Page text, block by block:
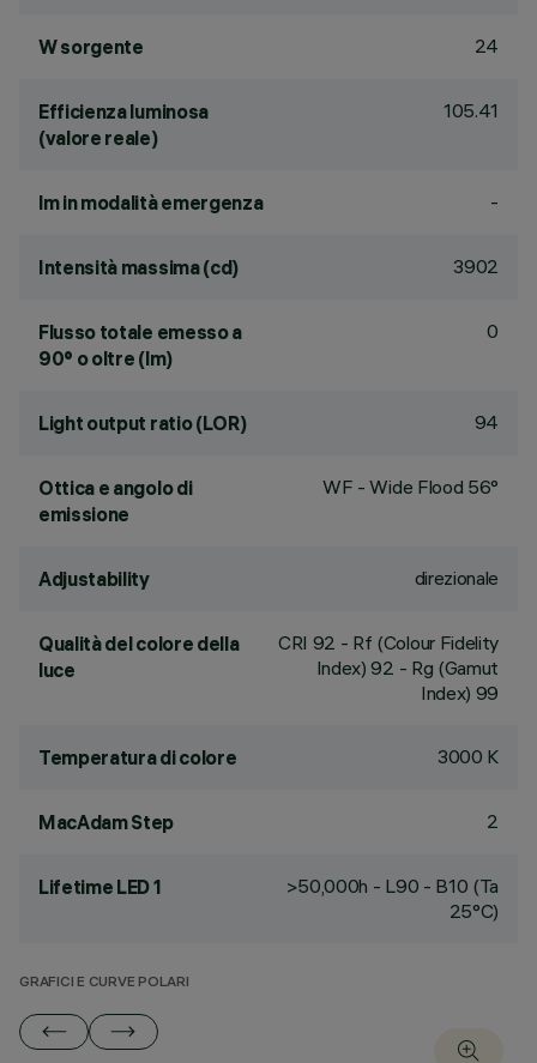
W sorgente 24
Efficienza luminosa
(valore reale)
105.41
lm in modalità emergenza -
Intensità massima (cd) 3902
Flusso totale emesso a
90° o oltre (lm)
0
Light output ratio (LOR) 94
Ottica e angolo di
emissione
WF - Wide Flood 56°
Adjustability direzionale
Qualità del colore della
luce
CRI 92 - Rf (Colour Fidelity
Index) 92 - Rg (Gamut
Index) 99
Temperatura di colore 3000 K
MacAdam Step 2
Lifetime LED 1
>50,000h - L90 - B10 (Ta
25°C)
GRAFICI E CURVE POLARI